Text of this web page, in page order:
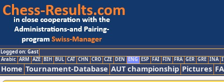
Logged on: Gast
Arabic ARM AZE BIH BUL CAT CHN CRO CZE DEN ENG ESP FAI FIN FRA GER GRE INA
Home Tournament-Database AUT championship Pictures